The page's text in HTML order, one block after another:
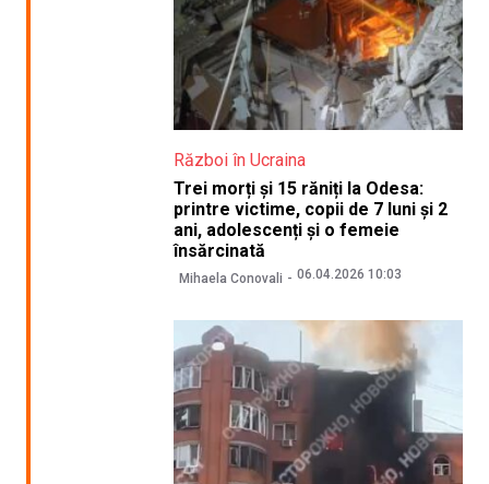
Război în Ucraina
Trei morți și 15 răniți la Odesa:
printre victime, copii de 7 luni și 2
ani, adolescenți și o femeie
însărcinată
Mihaela Conovali 06.04.2026 10:03